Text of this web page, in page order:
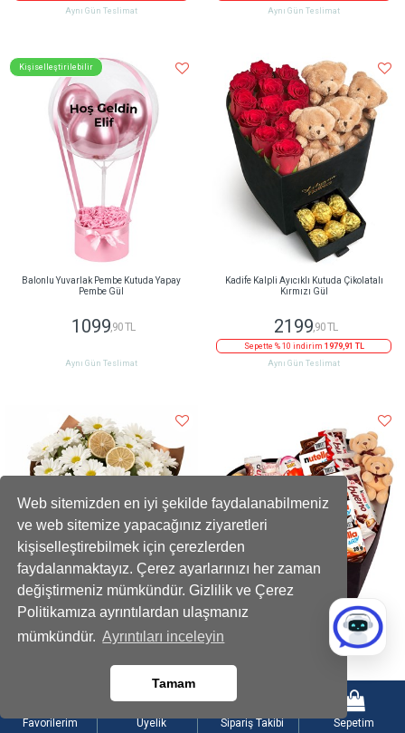
Web sitemizden en iyi şekilde faydalanabilmeniz
ve web sitemize yapacağınız ziyaretleri
kişiselleştirebilmek için çerezlerden
faydalanmaktayız. Çerez ayarlarınızı her zaman
değiştirmeniz mümkündür. Gizlilik ve Çerez
Politikamıza ayrıntılardan ulaşmanız
mümkündür. Ayrıntıları inceleyin
Tamam
Aynı Gün Teslimat
Aynı Gün Teslimat
Kişiselleştirilebilir
Balonlu Yuvarlak Pembe Kutuda Yapay
Pembe Gül
1099 ,90 TL
Aynı Gün Teslimat
Kadife Kalpli Ayıcıklı Kutuda Çikolatalı
Kırmızı Gül
2199 ,90 TL
Sepette % 10 indirim 1979,91 TL
Aynı Gün Teslimat
Limon Dilimli Beyaz Papatya Buketi
Sepette % 10 indirim
Dev Kalp Kutuda Mini Ayıcıklı Gourmet
Favorilerim Üyelik Sipariş Takibi Sepetim